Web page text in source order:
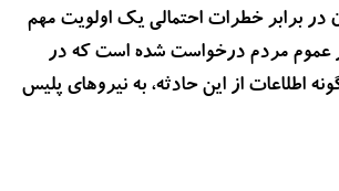
در برابر خطرات احتمالی یک اولویت مهم
عموم مردم درخواست شده است که در
اطلاعات از این حادثه، به نیروهای پلیس